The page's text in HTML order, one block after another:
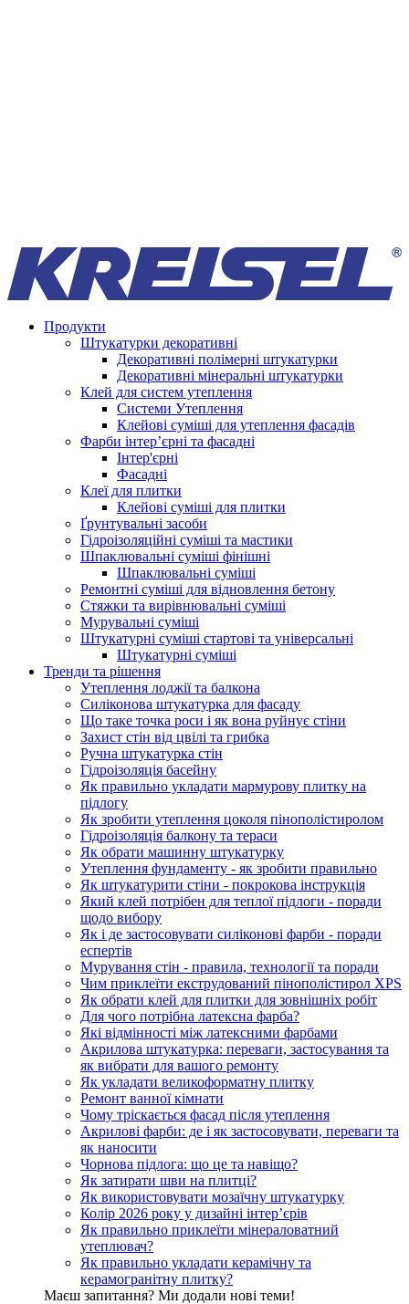
Продукти
Штукатурки декоративні
Декоративні полімерні штукатурки
Декоративні мінеральні штукатурки
Клей для систем утеплення
Системи Утеплення
Клейові суміші для утеплення фасадів
Фарби інтер’єрні та фасадні
Інтер'єрні
Фасадні
Клеї для плитки
Клейові суміші для плитки
Ґрунтувальні засоби
Гідроізоляційні суміші та мастики
Шпаклювальні суміші фінішні
Шпаклювальні суміші
Ремонтні суміші для відновлення бетону
Стяжки та вирівнювальні суміші
Мурувальні суміші
Штукатурні суміші стартові та універсальні
Штукатурні суміші
Тренди та рішення
Утеплення лоджії та балкона
Силіконова штукатурка для фасаду
Що таке точка роси і як вона руйнує стіни
Захист стін від цвілі та грибка
Ручна штукатурка стін
Гідроізоляція басейну
Як правильно укладати мармурову плитку на
підлогу
Як зробити утеплення цоколя пінополістиролом
Гідроізоляція балкону та тераси
Як обрати машинну штукатурку
Утеплення фундаменту - як зробити правильно
Як штукатурити стіни - покрокова інструкція
Який клей потрібен для теплої підлоги - поради
щодо вибору
Як і де застосовувати силіконові фарби - поради
еспертів
Мурування стін - правила, технології та поради
Чим приклеїти екструдований пінополістирол XPS
Як обрати клей для плитки для зовнішніх робіт
Для чого потрібна латексна фарба?
Які відмінності між латексними фарбами
Акрилова штукатурка: переваги, застосування та
як вибрати для вашого ремонту
Як укладати великоформатну плитку
Ремонт ванної кімнати
Чому тріскається фасад після утеплення
Акрилові фарби: де і як застосовувати, переваги та
як наносити
Чорнова підлога: що це та навіщо?
Як затирати шви на плитці?
Як використовувати мозаїчну штукатурку
Колір 2026 року у дизайні інтерʼєрів
Як правильно приклеїти мінераловатний
утеплювач?
Як правильно укладати керамічну та
керамогранітну плитку?
Маєш запитання? Ми додали нові теми!